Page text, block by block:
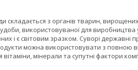
складається з органів тварин,
використовуваної для
і є світовим зразком. Суворі
можна використовувати з повною
вітаміни, мінерали та супутні фактори